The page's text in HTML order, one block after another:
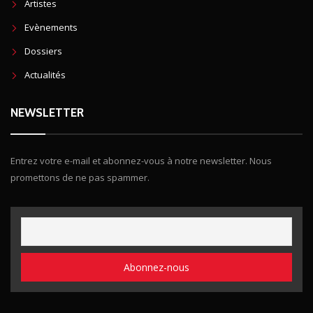
Artistes
Evènements
Dossiers
Actualités
NEWSLETTER
Entrez votre e-mail et abonnez-vous à notre newsletter. Nous
promettons de ne pas spammer.